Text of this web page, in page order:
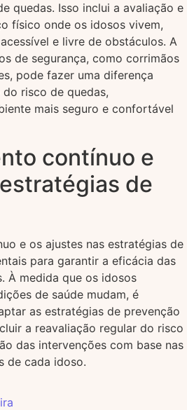
quedas. Isso inclui a avaliação e
físico onde os idosos vivem,
e livre de obstáculos. A
de segurança, como corrimãos
pode fazer uma diferença
risco de quedas,
mais seguro e confortável
contínuo e
de
e os ajustes nas estratégias de
para garantir a eficácia das
À medida que os idosos
de saúde mudam, é
as estratégias de prevenção
a reavaliação regular do risco
das intervenções com base nas
de cada idoso.